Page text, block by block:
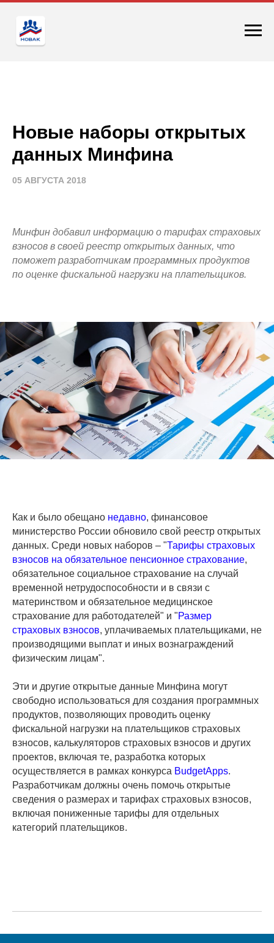
Новые наборы открытых
данных Минфина
05 АВГУСТА 2018
Минфин добавил информацию о тарифах страховых
взносов в своей реестр открытых данных, что
поможет разработчикам программных продуктов
по оценке фискальной нагрузки на плательщиков.
Как и было обещано недавно, финансовое
министерство России обновило свой реестр открытых
данных. Среди новых наборов – "Тарифы страховых
взносов на обязательное пенсионное страхование,
обязательное социальное страхование на случай
временной нетрудоспособности и в связи с
материнством и обязательное медицинское
страхование для работодателей" и "Размер
страховых взносов, уплачиваемых плательщиками, не
производящими выплат и иных вознаграждений
физическим лицам".
Эти и другие открытые данные Минфина могут
свободно использоваться для создания программных
продуктов, позволяющих проводить оценку
фискальной нагрузки на плательщиков страховых
взносов, калькуляторов страховых взносов и других
проектов, включая те, разработка которых
осуществляется в рамках конкурса BudgetApps.
Разработчикам должны очень помочь открытые
сведения о размерах и тарифах страховых взносов,
включая пониженные тарифы для отдельных
категорий плательщиков.